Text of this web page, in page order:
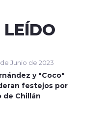
Junio de 2023
y "Coco"
festejos por
de Chillán